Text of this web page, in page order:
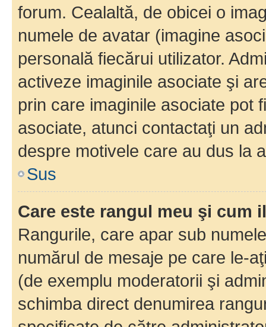
forum. Cealaltă, de obicei o
numele de avatar (imagine
personală fiecărui utilizator.
activeze imaginile asociate şi
prin care imaginile asociate pot
asociate, atunci contactaţi un
despre motivele care au dus la
Sus
Care este rangul meu şi cum
Rangurile, care apar sub
numărul de mesaje pe care le-
(de exemplu moderatorii şi
schimba direct denumirea